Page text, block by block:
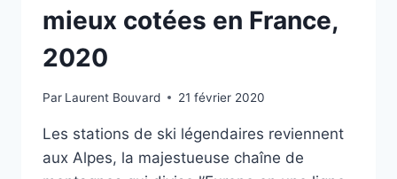
mieux cotées en France,
2020
Par Laurent Bouvard 21 février 2020
Les stations de ski légendaires reviennent
aux Alpes, la majestueuse chaîne de